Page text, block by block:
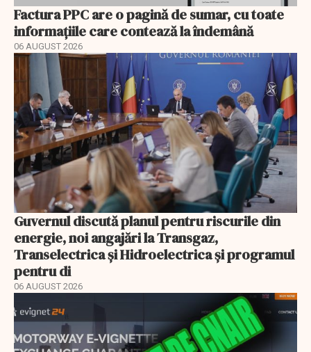
Factura PPC are o pagină de sumar, cu toate
informațiile care contează la îndemână
06 AUGUST 2026
Guvernul discută planul pentru riscurile din
energie, noi angajări la Transgaz,
Transelectrica și Hidroelectrica și programul
pentru di
06 AUGUST 2026